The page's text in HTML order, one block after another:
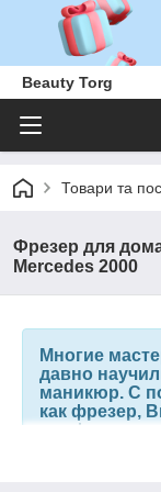
Beauty Torg
Товари та
Фрезер для
Mercedes 2000
Многие
давно
маникюр. С
как фрезер,
и